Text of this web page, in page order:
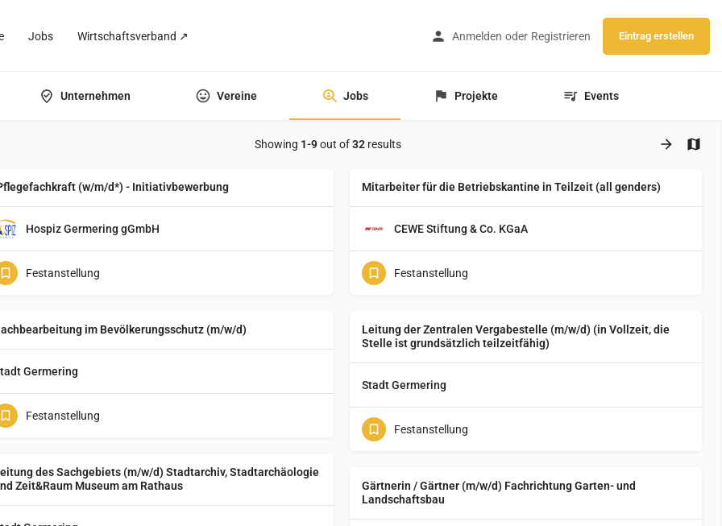
Jobs Wirtschaftsverband ↗ Anmelden oder Registrieren Eintrag erstellen
Unternehmen Vereine Jobs Projekte Events
Showing 1-9out of32results
(w/m/d*) - Initiativbewerbung
Hospiz Germering gGmbH
Festanstellung
Mitarbeiter für die Betriebskantine in Teilzeit (all genders)
CEWE Stiftung & Co. KGaA
Festanstellung
im Bevölkerungsschutz (m/w/d)
Germering
Festanstellung
Leitung der Zentralen Vergabestelle (m/w/d) (in Vollzeit, die
Stelle ist grundsätzlich teilzeitfähig)
Stadt Germering
Festanstellung
des Sachgebiets (m/w/d) Stadtarchiv, Stadtarchäologie
Zeit&Raum Museum am Rathaus
Gärtnerin / Gärtner (m/w/d) Fachrichtung Garten- und
Landschaftsbau